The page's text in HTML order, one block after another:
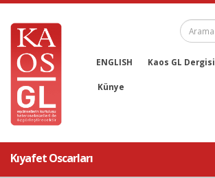
ENGLISH Kaos GL Dergisi
Künye
Kıyafet Oscarları